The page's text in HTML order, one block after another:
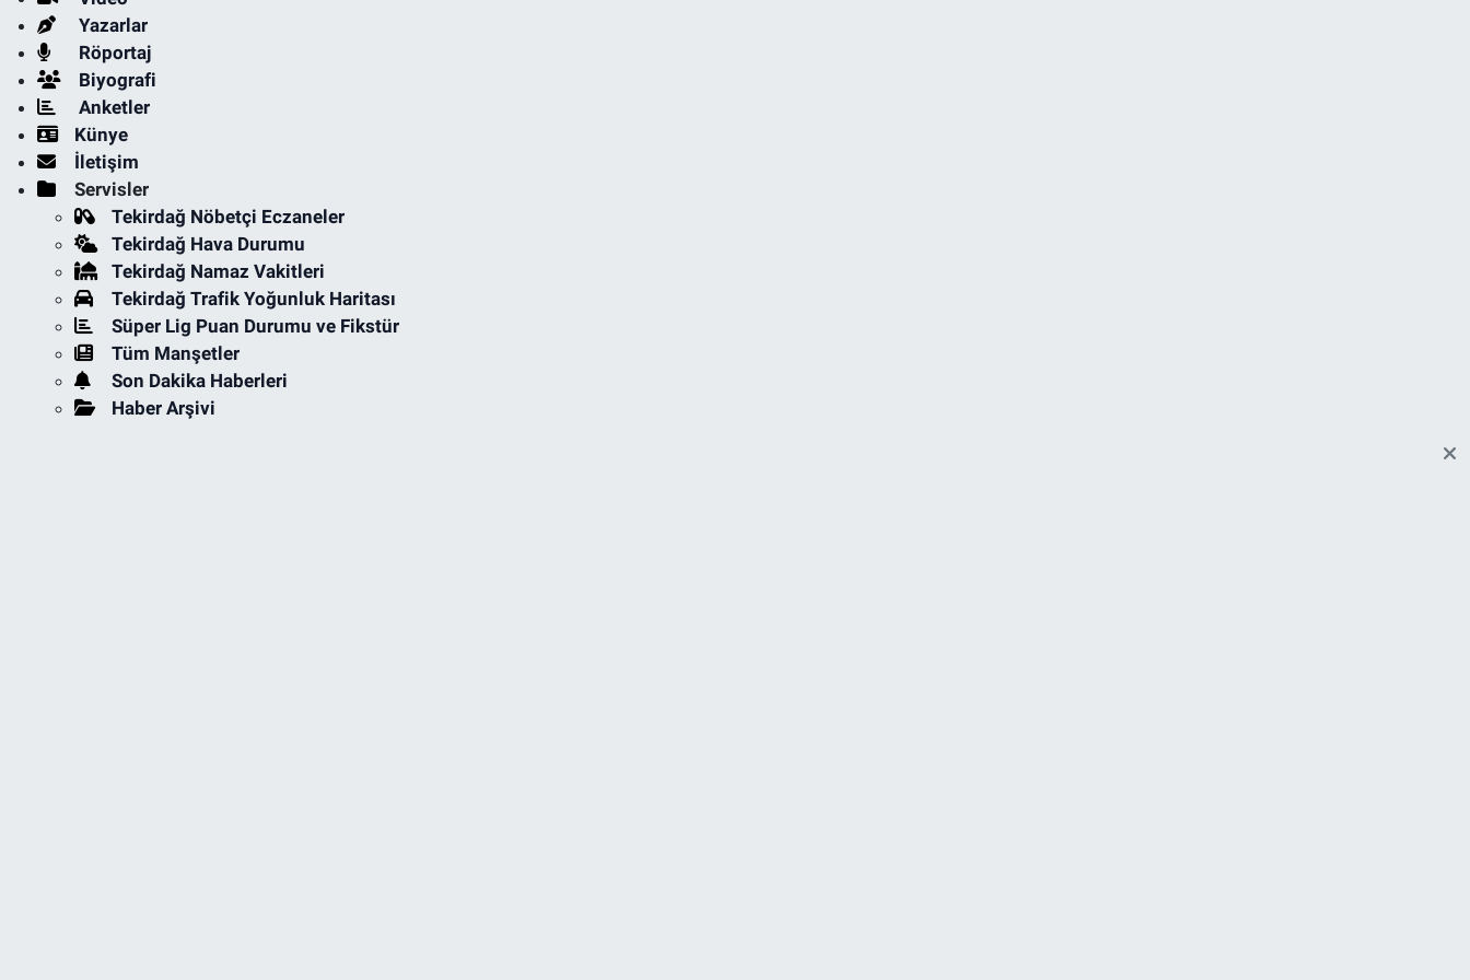
Yazarlar
Röportaj
Biyografi
Anketler
Künye
İletişim
Servisler
Tekirdağ Nöbetçi Eczaneler
Tekirdağ Hava Durumu
Tekirdağ Namaz Vakitleri
Tekirdağ Trafik Yoğunluk Haritası
Süper Lig Puan Durumu ve Fikstür
Tüm Manşetler
Son Dakika Haberleri
Haber Arşivi